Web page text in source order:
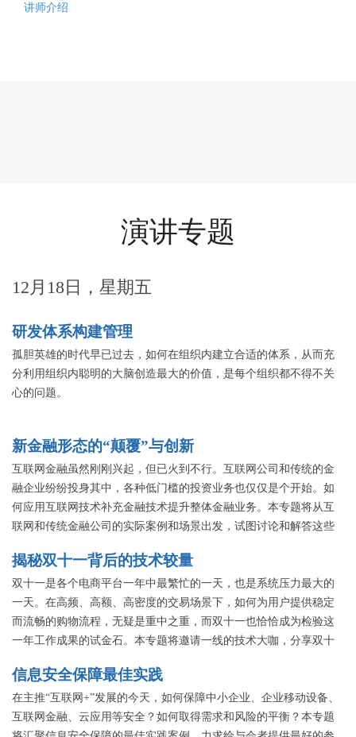
讲师介绍
演讲专题
12月18日，星期五
研发体系构建管理
孤胆英雄的时代早已过去，如何在组织内建立合适的体系，从而充
分利用组织内聪明的大脑创造最大的价值，是每个组织都不得不关
心的问题。
新金融形态的“颠覆”与创新
互联网金融虽然刚刚兴起，但已火到不行。互联网公司和传统的金
融企业纷纷投身其中，各种低门槛的投资业务也仅仅是个开始。如
何应用互联网技术补充金融技术提升整体金融业务。本专题将从互
联网和传统金融公司的实际案例和场景出发，试图讨论和解答这些
揭秘双十一背后的技术较量
双十一是各个电商平台一年中最繁忙的一天，也是系统压力最大的
一天。在高频、高额、高密度的交易场景下，如何为用户提供稳定
而流畅的购物流程，无疑是重中之重，而双十一也恰恰成为检验这
一年工作成果的试金石。本专题将邀请一线的技术大咖，分享双十
信息安全保障最佳实践
在主推“互联网+”发展的今天，如何保障中小企业、企业移动设备、
互联网金融、云应用等安全？如何取得需求和风险的平衡？本专题